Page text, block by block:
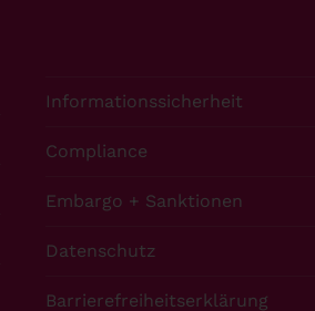
Informationssicherheit
Compliance
Embargo + Sanktionen
Datenschutz
Barrierefreiheitserklärung